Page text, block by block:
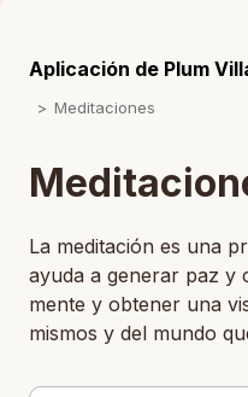
Aplicación de Plum
Meditaciones
La meditación es una
ayuda a generar paz y
mente y obtener una
mismos y del mundo